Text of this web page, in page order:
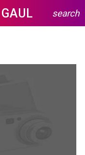
search